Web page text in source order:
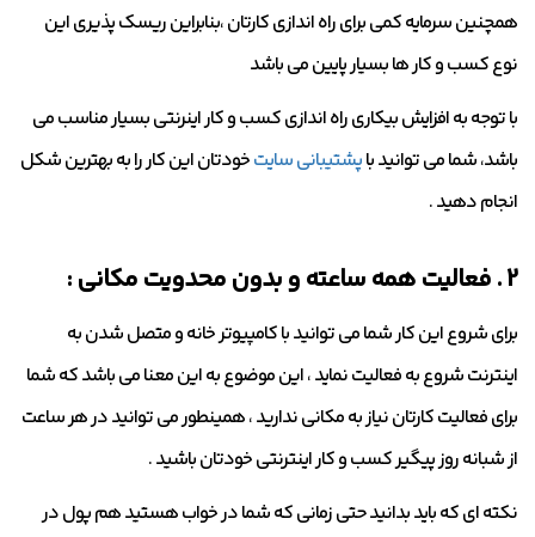
همچنین سرمایه کمی برای راه اندازی کارتان ،بنابراین ریسک پذیری این
نوع کسب و کار ها بسیار پایین می باشد
با توجه به افزایش بیکاری راه اندازی کسب و کار اینرنتی بسیار مناسب می
باشد، شما می توانید باپشتیبانی سایتخودتان این کار را به بهترین شکل
انجام دهید .
2 . فعالیت همه ساعته و بدون محدویت مکانی :
برای شروع این کار شما می توانید با کامپیوتر خانه و متصل شدن به
اینترنت شروع به فعالیت نماید ، این موضوع به این معنا می باشد که شما
برای فعالیت کارتان نیاز به مکانی ندارید ، همینطور می توانید در هر ساعت
از شبانه روز پیگیر کسب و کار اینترنتی خودتان باشید .
نکته ای که باید بدانید حتی زمانی که شما در خواب هستید هم پول در